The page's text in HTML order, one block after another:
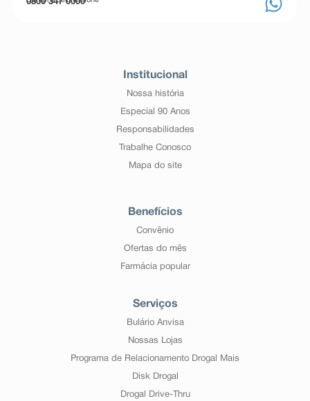
0800 347 0000
Institucional
Nossa história
Especial 90 Anos
Responsabilidades
Trabalhe Conosco
Mapa do site
Benefícios
Convênio
Ofertas do mês
Farmácia popular
Serviços
Bulário Anvisa
Nossas Lojas
Programa de Relacionamento Drogal Mais
Disk Drogal
Drogal Drive-Thru